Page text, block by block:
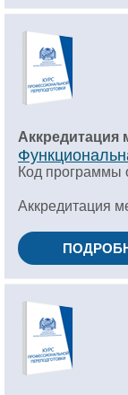
Аккредитация
Код программы
Аккредитация